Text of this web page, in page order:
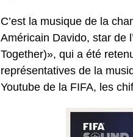
C’est la musique de la
Américain Davido, star de
Together)», qui a été
représentatives de la
Youtube de la FIFA, les